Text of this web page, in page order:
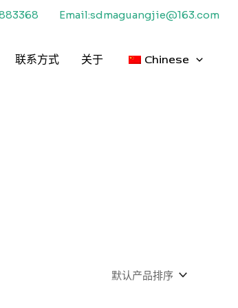
Email:sdmaguangjie@163.com
联系方式 关于 Chinese